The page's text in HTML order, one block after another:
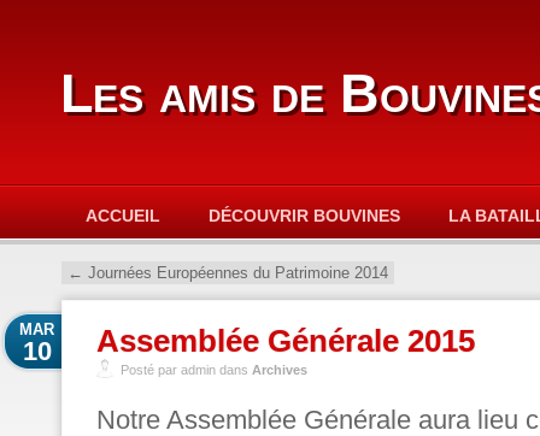
Les amis de
ACCUEIL DÉCOUVRIR BOUVINES LA
← Journées Européennes du Patrimoine 2014
Assemblée Générale 2015
MAR
10
Posté par admin dans Archives
Notre Assemblée Générale aura lieu